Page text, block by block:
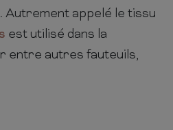
Autrement appelé le tissu
est utilisé dans la
entre autres fauteuils,